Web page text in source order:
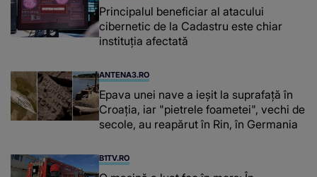
Principalul beneficiar al atacului
cibernetic de la Cadastru este chiar
instituţia afectată
ANTENA3.RO
Epava unei nave a ieșit la suprafață în
Croația, iar "pietrele foametei", vechi de
secole, au reapărut în Rin, în Germania
B1TV.RO